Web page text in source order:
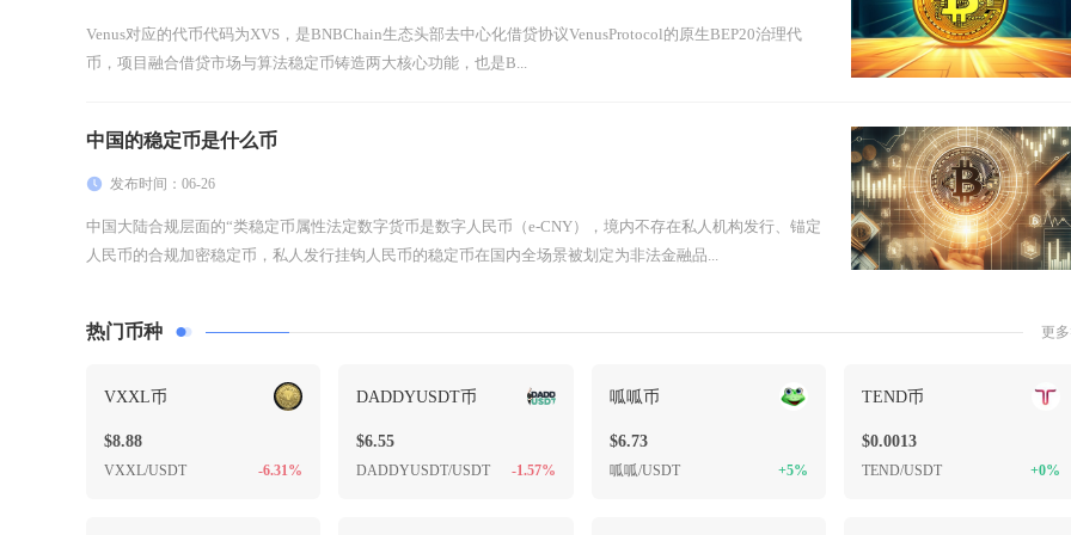
Venus对应的代币代码为XVS，是BNBChain生态头部去中心化借贷协议VenusProtocol的原生BEP20治理代
币，项目融合借贷市场与算法稳定币铸造两大核心功能，也是B...
中国的稳定币是什么币
发布时间：06-26
中国大陆合规层面的“类稳定币属性法定数字货币是数字人民币（e-CNY），境内不存在私人机构发行、锚定
人民币的合规加密稳定币，私人发行挂钩人民币的稳定币在国内全场景被划定为非法金融品...
热门币种 更
VXXL币
$8.88
VXXL/USDT -6.31%
DADDYUSDT币
$6.55
DADDYUSDT/USDT -1.57%
呱呱币
$6.73
呱呱/USDT +5%
TEND币
$0.0013
TEND/USDT +0%